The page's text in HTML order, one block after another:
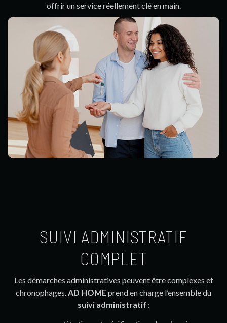
offrir un service réellement clé en main.
SUIVI ADMINISTRATIF
COMPLET
Les démarches administratives peuvent être complexes et
chronophages. AD HOMEprend en charge l’ensemble du
suivi administratif :